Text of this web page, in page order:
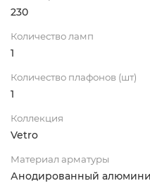
230
Количество ламп
1
Количество плафонов (шт)
1
Коллекция
Vetro
Материал арматуры
Анодированный